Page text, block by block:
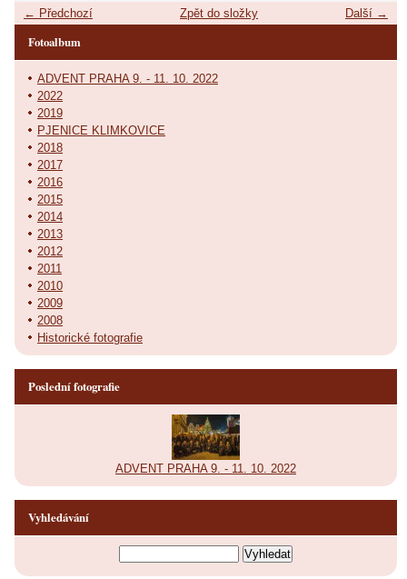
← Předchozí Další →
Zpět do složky
Fotoalbum
ADVENT PRAHA 9. - 11. 10. 2022
2022
2019
PJENICE KLIMKOVICE
2018
2017
2016
2015
2014
2013
2012
2011
2010
2009
2008
Historické fotografie
Poslední fotografie
ADVENT PRAHA 9. - 11. 10. 2022
Vyhledávání